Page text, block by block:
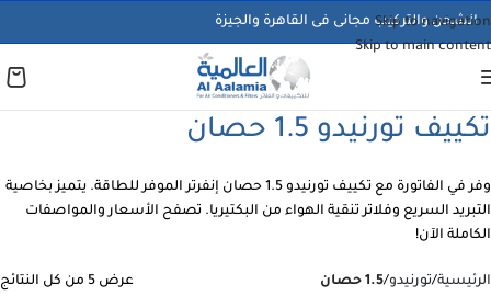
Skip to navigation
Skip to main content
الشحن والتركيب مجانى فى القاهرة والجيزة
تكييف تورنيدو 1.5 حصان
وفر في الفاتورة مع تكييف تورنيدو 1.5 حصان إنفرتر الموفر للطاقة. يتميز بخاصية
التبريد السريع وفلاتر تنقية الهواء من البكتيريا. تصفح الأسعار والمواصفات
الكاملة الآن!
الرئيسية/تورنيدو/1.5 حصان عرض ⁦5⁩ من كل النتائج